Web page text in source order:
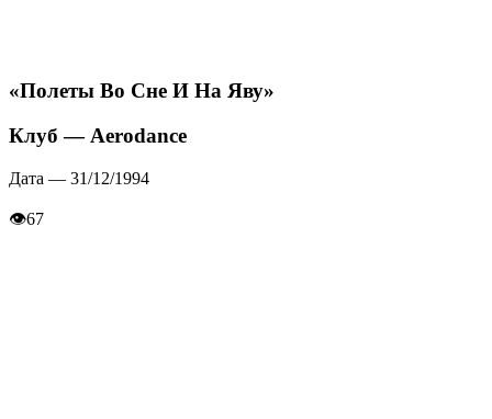
«Полеты Во Сне И На Яву»
Клуб — Aerodance
Дата — 31/12/1994
👁67